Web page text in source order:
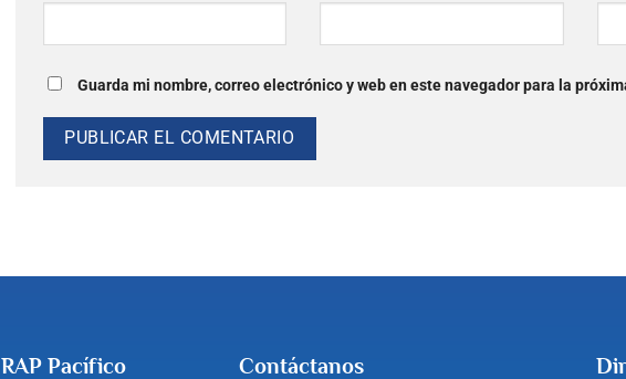
Guarda mi nombre, correo electrónico y web en este navegador para la
RAP Pacífico Contáctanos